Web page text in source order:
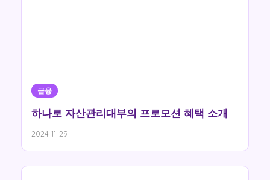
금융
하나로 자산관리대부의 프로모션 혜택 소개
2024-11-29